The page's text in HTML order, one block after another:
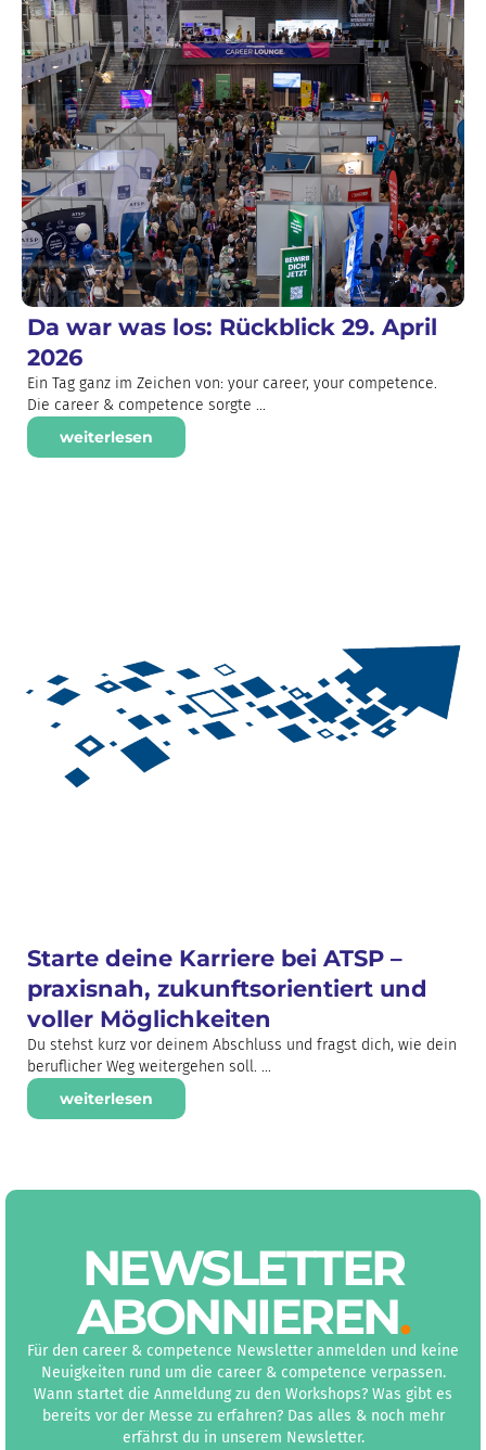
Da war was los: Rückblick 29. April
2026
Ein Tag ganz im Zeichen von: your career, your competence.
Die career & competence sorgte ...
weiterlesen
Starte deine Karriere bei ATSP –
praxisnah, zukunftsorientiert und
voller Möglichkeiten
Du stehst kurz vor deinem Abschluss und fragst dich, wie dein
beruflicher Weg weitergehen soll. ...
weiterlesen
NEWS­LETTER
ABON­NIEREN.
Für den career & competence Newsletter anmelden und keine
Neuigkeiten rund um die career & competence verpassen.
Wann startet die Anmeldung zu den Workshops? Was gibt es
bereits vor der Messe zu erfahren? Das alles & noch mehr
erfährst du in unserem Newsletter.